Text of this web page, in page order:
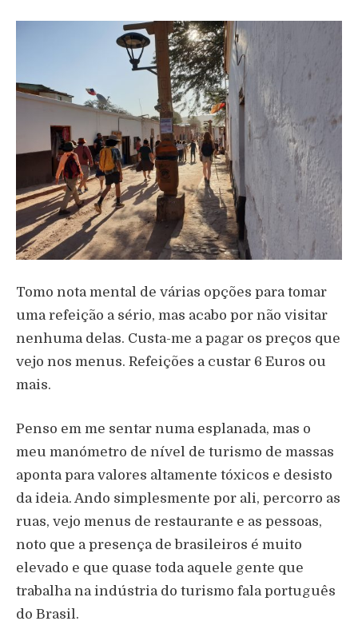
Tomo nota mental de várias opções para tomar
uma refeição a sério, mas acabo por não visitar
nenhuma delas. Custa-me a pagar os preços que
vejo nos menus. Refeições a custar 6 Euros ou
mais.
Penso em me sentar numa esplanada, mas o
meu manómetro de nível de turismo de massas
aponta para valores altamente tóxicos e desisto
da ideia. Ando simplesmente por ali, percorro as
ruas, vejo menus de restaurante e as pessoas,
noto que a presença de brasileiros é muito
elevado e que quase toda aquele gente que
trabalha na indústria do turismo fala português
do Brasil.